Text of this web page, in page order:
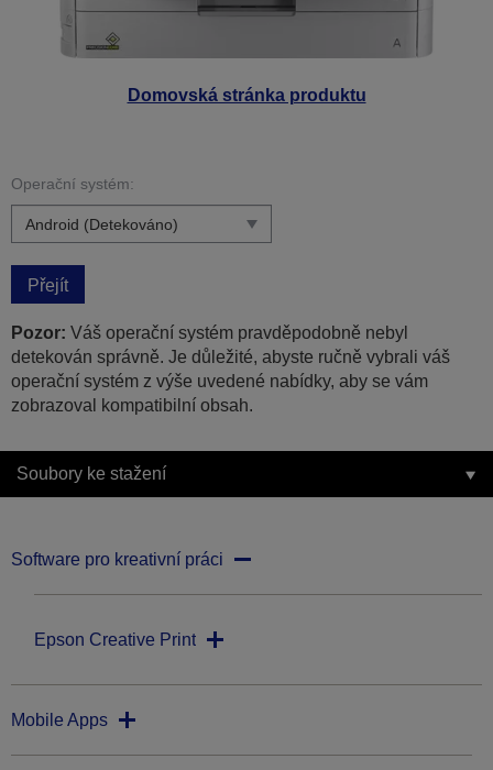
Domovská stránka produktu
Operační systém:
Přejít
Pozor: Váš operační systém pravděpodobně nebyl
detekován správně. Je důležité, abyste ručně vybrali váš
operační systém z výše uvedené nabídky, aby se vám
zobrazoval kompatibilní obsah.
Soubory ke stažení
Software pro kreativní práci
Epson Creative Print
Mobile Apps